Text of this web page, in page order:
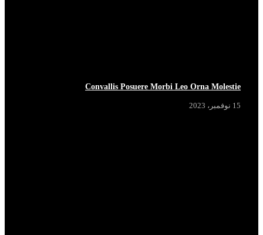
Convallis Posuere Morbi Leo Orna Molestie
15 نوفمبر، 2023